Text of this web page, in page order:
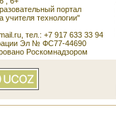
портал
учителя технологии"
тел.: +7 917 633 33 94
Эл № ФС77-44690
Роскомнадзором